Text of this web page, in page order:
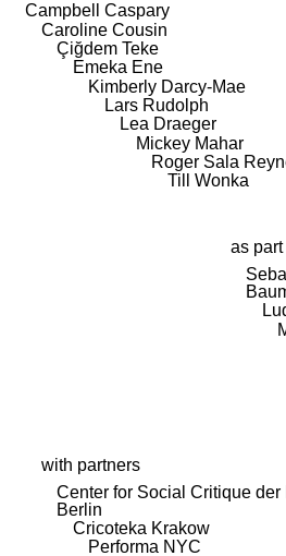
Campbell Caspary
Caroline Cousin
Çiğdem Teke
Emeka Ene
Kimberly Darcy-Mae
Lars Rudolph
Lea Draeger
Mickey Mahar
Roger Sala
Till Wonka
as
with partners
Center for Social Critique
Berlin
Cricoteka Krakow
Performa NYC